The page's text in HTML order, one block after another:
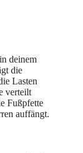
deinem
die
Lasten
verteilt
Fußpfette
auffängt.